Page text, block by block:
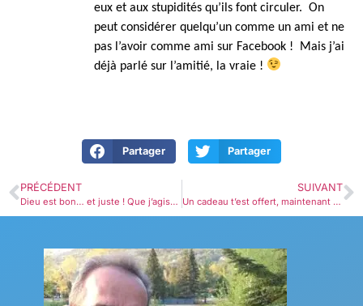
eux et aux stupidités qu’ils font circuler. On
peut considérer quelqu’un comme un ami et ne
pas l’avoir comme ami sur Facebook ! Mais j’ai
déjà parlé sur l’amitié, la vraie !
Partager Partager
PRÉCÉDENT
Dieu est bon… et juste ! Que j’agisse avant qu’il soit trop tard ! 2 Samuel 24.1-16
SUIVANT
Un cadeau t’est offert, maintenant ! Ton choix de l’accepter ou le refuser 2 Samuel 24.16-25